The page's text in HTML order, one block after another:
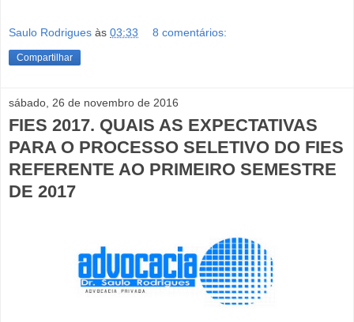
Saulo Rodrigues às 03:33 8 comentários:
Compartilhar
sábado, 26 de novembro de 2016
FIES 2017. QUAIS AS EXPECTATIVAS
PARA O PROCESSO SELETIVO DO FIES
REFERENTE AO PRIMEIRO SEMESTRE
DE 2017